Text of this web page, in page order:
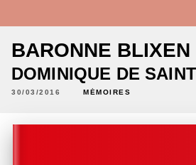
BARONNE BLIXEN
DOMINIQUE DE
30/03/2016 MÉMOIRES